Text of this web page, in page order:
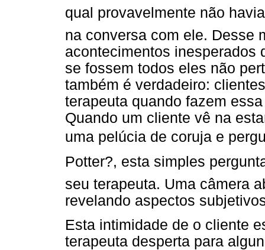
qual provavelmente não
na conversa com ele. Desse
acontecimentos inesperados
se fossem todos eles não
também é verdadeiro:
terapeuta quando fazem
Quando um cliente vê na
uma pelúcia de coruja e
Potter?, esta simples
seu terapeuta. Uma câmera
revelando aspectos
Esta intimidade de o cliente
terapeuta desperta para